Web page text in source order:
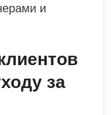
и
за